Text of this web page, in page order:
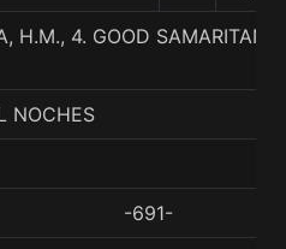
H.M., 4. GOOD SAMARITAN
NOCHES
-691-